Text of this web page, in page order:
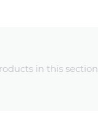
in this section